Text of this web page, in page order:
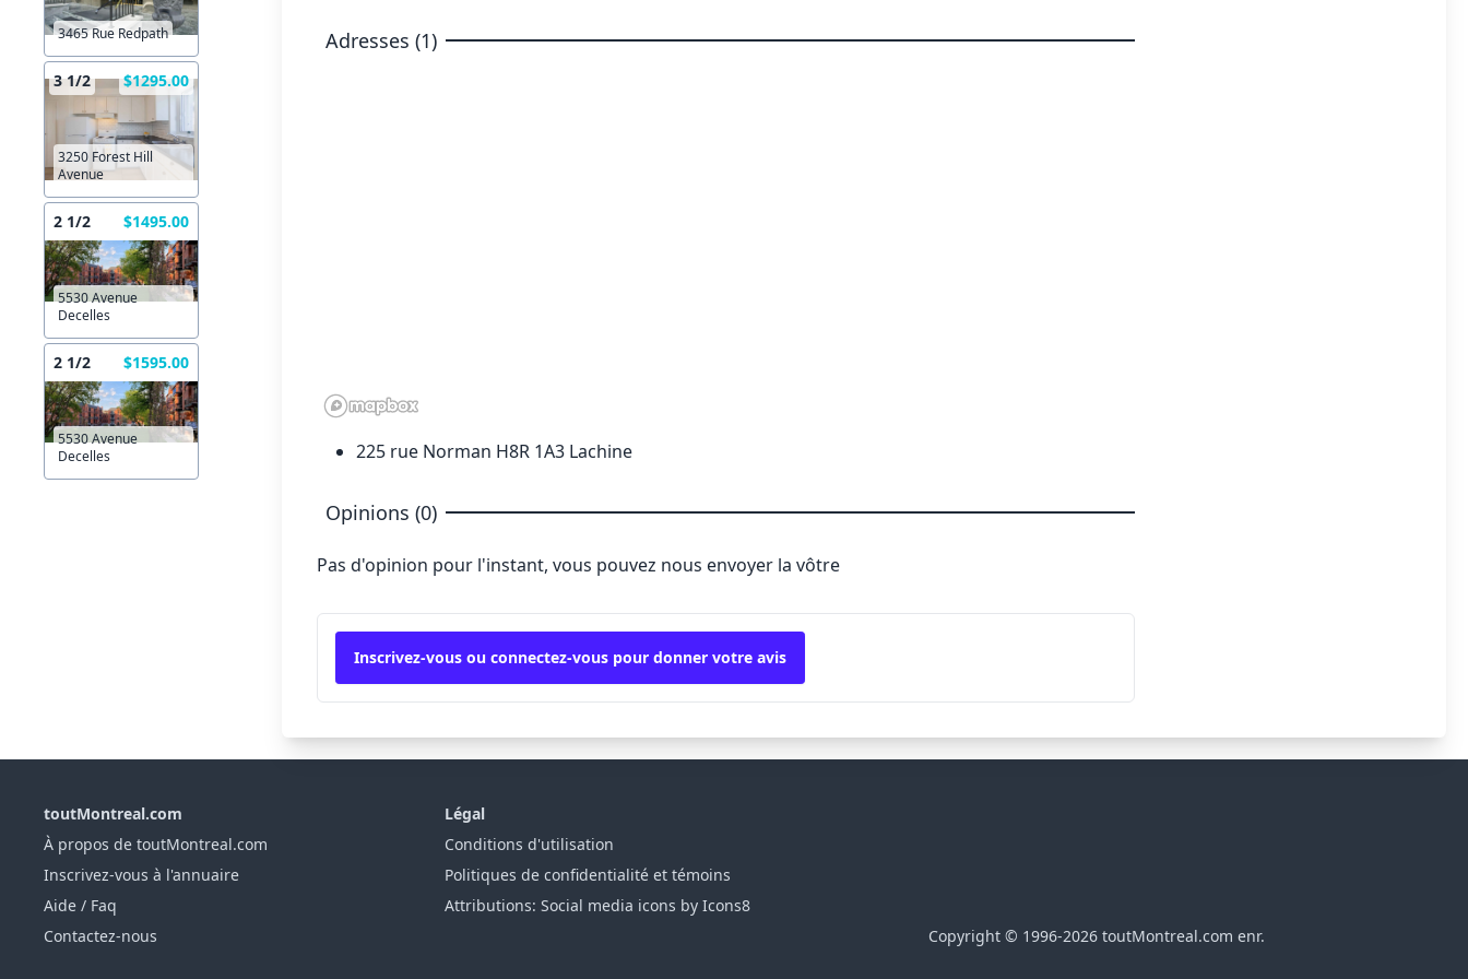
3465 Rue Redpath
3 1/2 $1295.00
3250 Forest Hill
Avenue
2 1/2 $1495.00
5530 Avenue
Decelles
2 1/2 $1595.00
5530 Avenue
Decelles
Adresses (1)
225 rue Norman H8R 1A3 Lachine
Opinions (0)
Pas d'opinion pour l'instant, vous pouvez nous envoyer la vôtre
Inscrivez-vous ou connectez-vous pour donner votre avis
toutMontreal.com
À propos de toutMontreal.com
Inscrivez-vous à l'annuaire
Aide / Faq
Contactez-nous
Légal
Conditions d'utilisation
Politiques de confidentialité et témoins
Attributions: Social media icons by Icons8
Copyright © 1996-2026 toutMontreal.com enr.